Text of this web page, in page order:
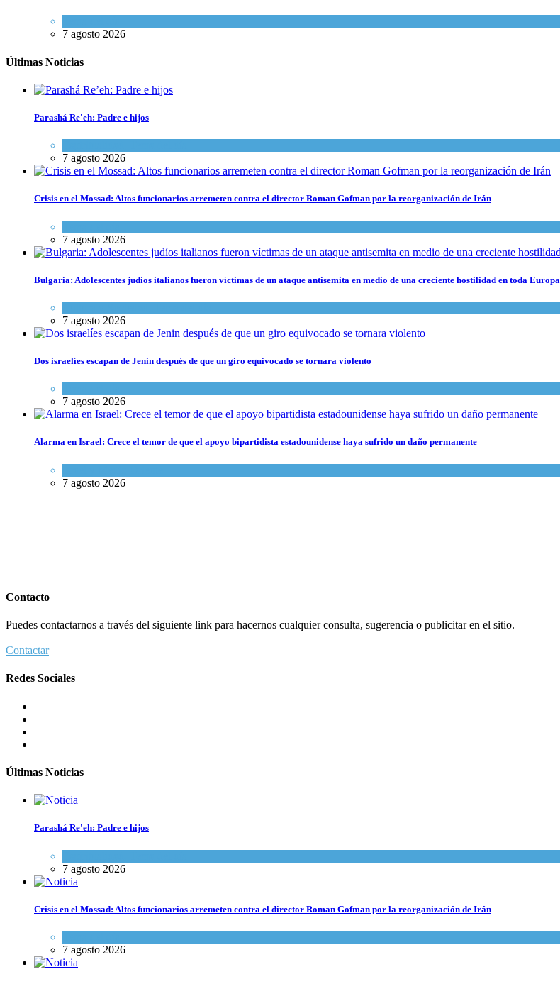
7 agosto 2026
Últimas Noticias
Parashá Re'eh: Padre e hijos
7 agosto 2026
Crisis en el Mossad: Altos funcionarios arremeten contra el director Roman Gofman por la reorganización de Irán
7 agosto 2026
Bulgaria: Adolescentes judíos italianos fueron víctimas de un ataque antisemita en medio de una creciente hostilidad en toda Europa
7 agosto 2026
Dos israelíes escapan de Jenin después de que un giro equivocado se tornara violento
7 agosto 2026
Alarma en Israel: Crece el temor de que el apoyo bipartidista estadounidense haya sufrido un daño permanente
7 agosto 2026
Contacto
Puedes contactarnos a través del siguiente link para hacernos cualquier consulta, sugerencia o publicitar en el sitio.
Contactar
Redes Sociales
Últimas Noticias
Parashá Re'eh: Padre e hijos
7 agosto 2026
Crisis en el Mossad: Altos funcionarios arremeten contra el director Roman Gofman por la reorganización de Irán
7 agosto 2026